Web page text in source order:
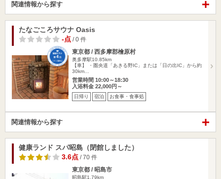
関連情報から探す
たなごころサウナ Oasis
-点 / 0 件
東京都 / 西多摩郡檜原村
奥多摩駅10.85km
【車】 ・圏央道「あきる野IC」または「日の出IC」から約
30km…
営業時間 10:00～18:30
入浴料金 22,000円～
日帰り 宿泊 お食事・食事処
関連情報から探す
健康ランド スパ昭島（閉館しました）
3.6点 / 70 件
東京都 / 昭島市
昭島駅1.79km